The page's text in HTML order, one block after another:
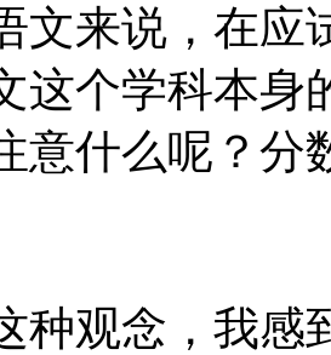
来说，在应
这个学科本身
意什么呢？
观念，我感